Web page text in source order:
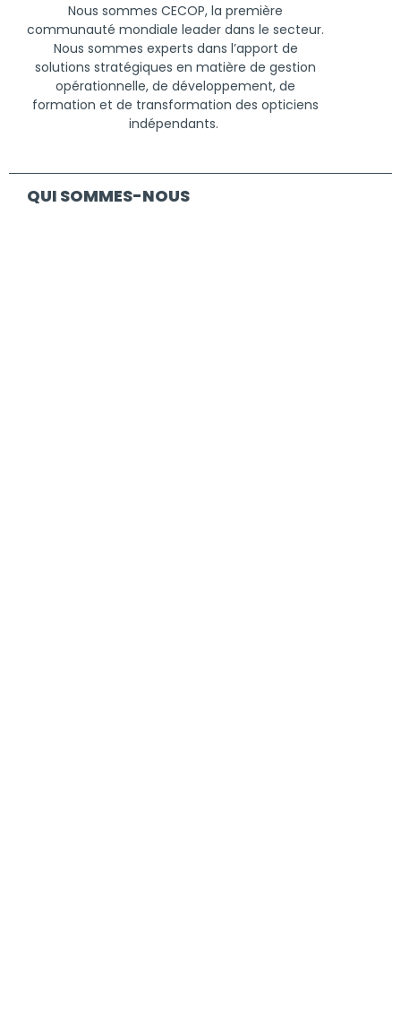
Nous sommes CECOP, la première
communauté mondiale leader dans le secteur.
Nous sommes experts dans l’apport de
solutions stratégiques en matière de gestion
opérationnelle, de développement, de
formation et de transformation des opticiens
indépendants.
QUI SOMMES-NOUS